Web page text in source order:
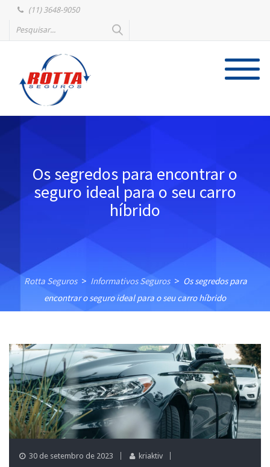
(11) 3648-9050
Os segredos para encontrar o
seguro ideal para o seu carro
híbrido
Rotta Seguros > Informativos Seguros > Os segredos para
encontrar o seguro ideal para o seu carro híbrido
30 de setembro de 2023
kriaktiv